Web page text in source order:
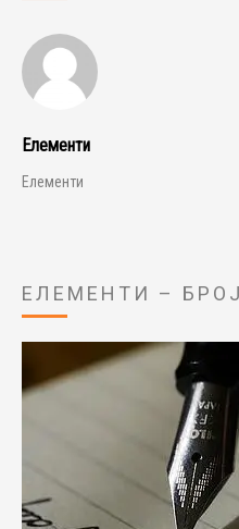
Елементи
Елементи
ЕЛЕМЕНТИ –